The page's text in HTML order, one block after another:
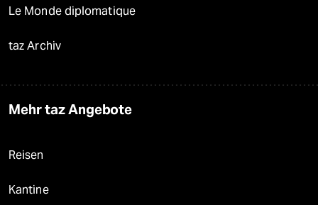
Le Monde diplomatique
taz Archiv
Mehr taz Angebote
Reisen
Kantine